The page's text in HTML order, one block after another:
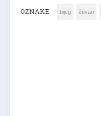
OZNAKE bijeg čuvari